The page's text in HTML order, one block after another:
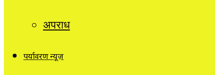
अपराध
पर्यावरण न्यूज़